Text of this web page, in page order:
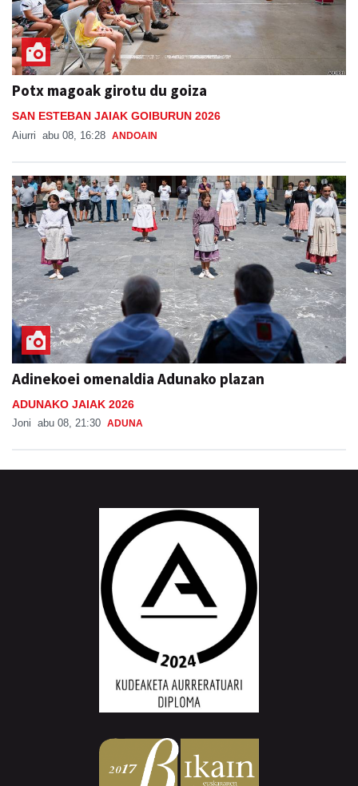
Potx magoak girotu du goiza
SAN ESTEBAN JAIAK GOIBURUN 2026
Aiurri abu 08, 16:28 ANDOAIN
Adinekoei omenaldia Adunako plazan
ADUNAKO JAIAK 2026
Joni abu 08, 21:30 ADUNA